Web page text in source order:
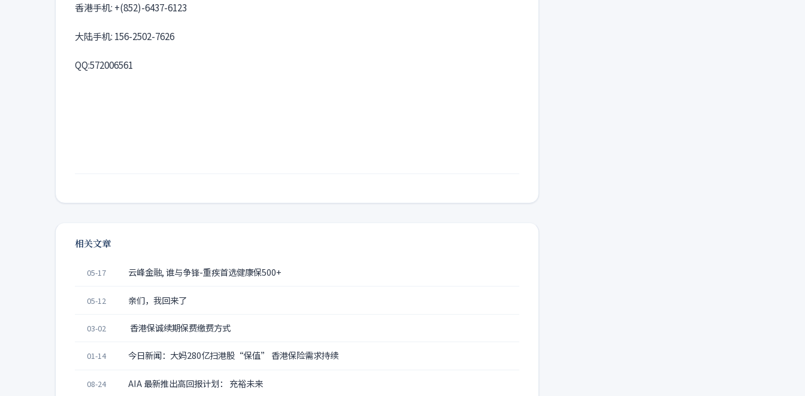
香港手机: +(852)-6437-6123
大陆手机: 156-2502-7626
QQ:572006561
相关文章
05-17 云峰金融, 谁与争锋-重疾首选健康保500+
05-12 亲们，我回来了
03-02 香港保诚续期保费缴费方式
01-14 今日新闻：大妈280亿扫港股“保值” 香港保险需求持续
08-24 AIA 最新推出高回报计划： 充裕未来